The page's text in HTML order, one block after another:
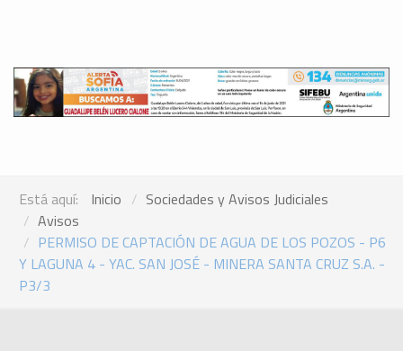
Está aquí: Inicio
Sociedades y Avisos Judiciales
Avisos
PERMISO DE CAPTACIÓN DE AGUA DE LOS POZOS - P6
Y LAGUNA 4 - YAC. SAN JOSÉ - MINERA SANTA CRUZ S.A. -
P3/3